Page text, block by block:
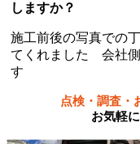
しますか？
施工前後の写真での
てくれました 会社側
す
点検・調査・
お気軽